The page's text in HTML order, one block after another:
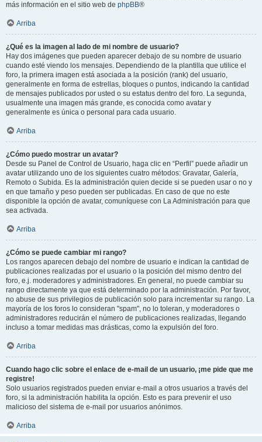
más información en el sitio web de phpBB®
Arriba
¿Qué es la imagen al lado de mi nombre de usuario?
Hay dos imágenes que pueden aparecer debajo de su nombre de usuario
cuando esté viendo los mensajes. Dependiendo de la plantilla que utilice el
foro, la primera imagen está asociada a la posición (rank) del usuario,
generalmente en forma de estrellas, bloques o puntos, indicando la cantidad
de mensajes publicados por usted o su estatus dentro del foro. La segunda,
usualmente una imagen más grande, es conocida como avatar y
generalmente es única o personal para cada usuario.
Arriba
¿Cómo puedo mostrar un avatar?
Desde su Panel de Control de Usuario, haga clic en “Perfil” puede añadir un
avatar utilizando uno de los siguientes cuatro métodos: Gravatar, Galería,
Remoto o Subida. Es la administración quien decide si se pueden usar o no y
en que tamaño y peso pueden ser publicadas. En caso de que no este
disponible la opción de avatar, comuníquese con La Administración para que
sea activada.
Arriba
¿Cómo se puede cambiar mi rango?
Los rangos aparecen debajo del nombre de usuario e indican la cantidad de
publicaciones realizadas por el usuario o la posición del mismo dentro del
foro, e.j. moderadores y administradores. En general, no puede cambiar su
rango directamente ya que está determinado por la administración. Por favor,
no abuse de sus privilegios de publicación solo para incrementar su rango. La
mayoría de los foros lo consideran "spam", no lo toleran, y moderadores o
administradores reducirán el número de publicaciones realizadas, llegando
incluso a tomar medidas mas drásticas, como la expulsión del foro.
Arriba
Cuando hago clic sobre el enlace de e-mail de un usuario, ¡me pide que me
registre!
Solo usuarios registrados pueden enviar e-mail a otros usuarios a través del
foro, si la administración habilita la opción. Esto es para prevenir el uso
malicioso del sistema de e-mail por usuarios anónimos.
Arriba